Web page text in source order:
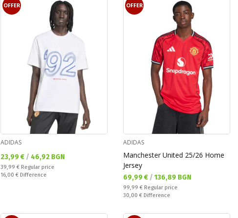
OFFER
ADIDAS
Текуща цена:
23,99 € / 46,92 BGN
Regular price:
39,99 € Regular price
Спестявате:
16,00 € Difference
OFFER
ADIDAS
Manchester United 25/26 Home
Jersey
Текуща цена:
69,99 € / 136,89 BGN
Regular price:
99,99 € Regular price
Спестявате:
30,00 € Difference